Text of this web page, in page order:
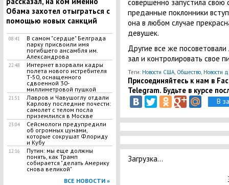
Обама захотел отыграться с
помощью новых санкций
08:41
В самом "сердце" Белграда
парку присвоили имя
погибшего ансамбля им.
Александрова
22:48
Интернет взорвали кадры
полета нового истребителя
Т-50, оснащенного
сдвоенной 30-
миллиметровой пушкой
21:51
Лавров и Чавушоглу отдали
Карлову последние почести:
самолет с телом посла
приземлился в Москве
23:04
Сейсмологи предупредили
об огромных цунами,
которые сокрушат Флориду
и Кубу
12:16
Путин: мы еще должны
понять, как Трамп
собирается "делать Америку
снова великой"
ВСЕ НОВОСТИ »
преданные поклонники
она в любом случае
девушек.
Другие все же
зал и контролировать свое
Теги: Новости США, Общество, Новости
Присоединяйтесь к нам в
Telegram. Будьте в курсе
В
Загрузка...